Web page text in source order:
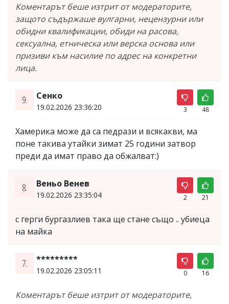
Коментарът беше изтрит от модераторите,
защото съдържаше вулгарни, нецензурни или
обидни квалификации, обиди на расова,
сексуална, етническа или верска основа или
призиви към насилие по адрес на конкретни
лица.
9. Сенко
19.02.2026 23:36:20 3 48
Хамерика може да са педрази и всякакви, ма
поне такива утайки зимат 25 години затвор
преди да имат право да обжалват:)
8. Веньо Венев
19.02.2026 23:35:04 2 21
с герги бургазлиев така ще стане също .. убиеца
на майка
7. *********
19.02.2026 23:05:11 0 16
Коментарът беше изтрит от модераторите,